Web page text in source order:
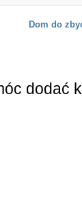
Dom do
dodać